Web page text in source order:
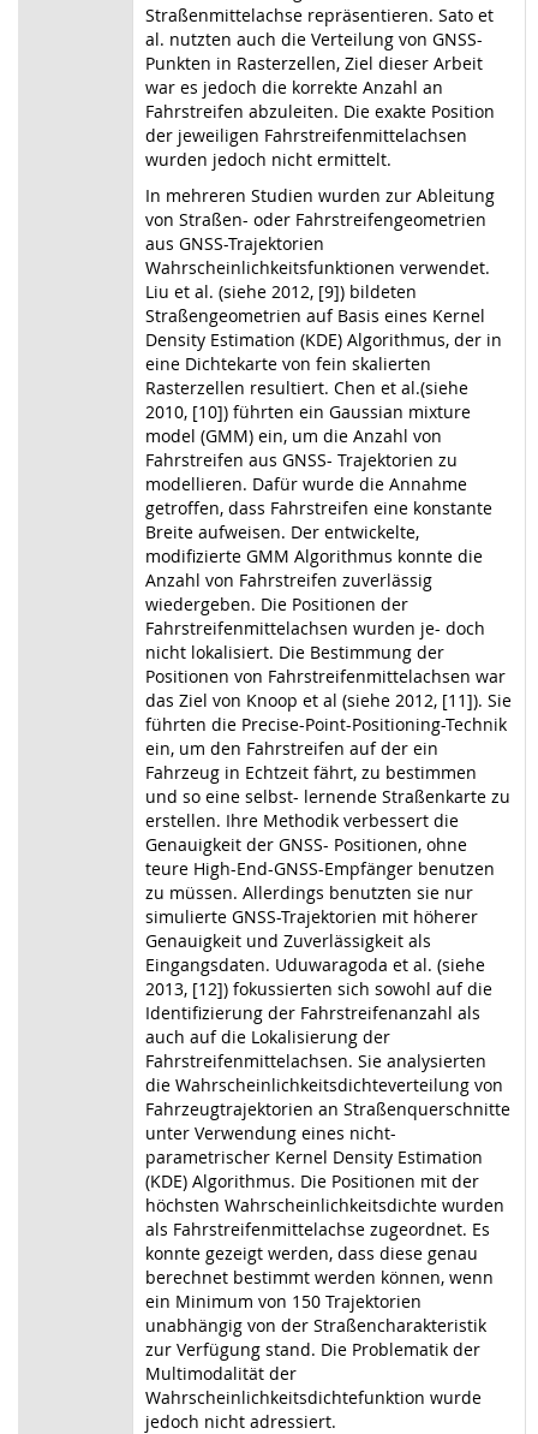
Straßenmittelachse repräsentieren. Sato et
al. nutzten auch die Verteilung von GNSS-
Punkten in Rasterzellen, Ziel dieser Arbeit
war es jedoch die korrekte Anzahl an
Fahrstreifen abzuleiten. Die exakte Position
der jeweiligen Fahrstreifenmittelachsen
wurden jedoch nicht ermittelt.
In mehreren Studien wurden zur Ableitung
von Straßen- oder Fahrstreifengeometrien
aus GNSS-Trajektorien
Wahrscheinlichkeitsfunktionen verwendet.
Liu et al. (siehe 2012, [9]) bildeten
Straßengeometrien auf Basis eines Kernel
Density Estimation (KDE) Algorithmus, der in
eine Dichtekarte von fein skalierten
Rasterzellen resultiert. Chen et al.(siehe
2010, [10]) führten ein Gaussian mixture
model (GMM) ein, um die Anzahl von
Fahrstreifen aus GNSS- Trajektorien zu
modellieren. Dafür wurde die Annahme
getroffen, dass Fahrstreifen eine konstante
Breite aufweisen. Der entwickelte,
modifizierte GMM Algorithmus konnte die
Anzahl von Fahrstreifen zuverlässig
wiedergeben. Die Positionen der
Fahrstreifenmittelachsen wurden je- doch
nicht lokalisiert. Die Bestimmung der
Positionen von Fahrstreifenmittelachsen war
das Ziel von Knoop et al (siehe 2012, [11]). Sie
führten die Precise-Point-Positioning-Technik
ein, um den Fahrstreifen auf der ein
Fahrzeug in Echtzeit fährt, zu bestimmen
und so eine selbst- lernende Straßenkarte zu
erstellen. Ihre Methodik verbessert die
Genauigkeit der GNSS- Positionen, ohne
teure High-End-GNSS-Empfänger benutzen
zu müssen. Allerdings benutzten sie nur
simulierte GNSS-Trajektorien mit höherer
Genauigkeit und Zuverlässigkeit als
Eingangsdaten. Uduwaragoda et al. (siehe
2013, [12]) fokussierten sich sowohl auf die
Identifizierung der Fahrstreifenanzahl als
auch auf die Lokalisierung der
Fahrstreifenmittelachsen. Sie analysierten
die Wahrscheinlichkeitsdichteverteilung von
Fahrzeugtrajektorien an Straßenquerschnitte
unter Verwendung eines nicht-
parametrischer Kernel Density Estimation
(KDE) Algorithmus. Die Positionen mit der
höchsten Wahrscheinlichkeitsdichte wurden
als Fahrstreifenmittelachse zugeordnet. Es
konnte gezeigt werden, dass diese genau
berechnet bestimmt werden können, wenn
ein Minimum von 150 Trajektorien
unabhängig von der Straßencharakteristik
zur Verfügung stand. Die Problematik der
Multimodalität der
Wahrscheinlichkeitsdichtefunktion wurde
jedoch nicht adressiert.